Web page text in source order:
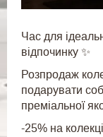
Час для
відпочинку ✨
Розпродаж
подарувати
преміальної
-25% на